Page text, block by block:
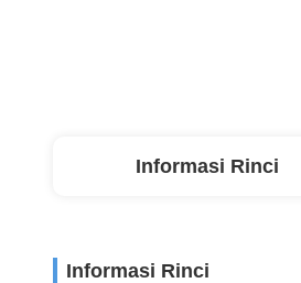
Informasi Rinci
Informasi Rinci